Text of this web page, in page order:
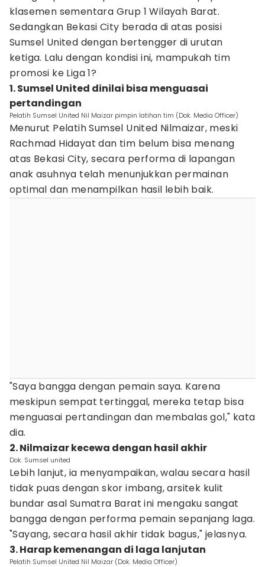
klasemen sementara Grup 1 Wilayah Barat.
Sedangkan Bekasi City berada di atas posisi
Sumsel United dengan bertengger di urutan
ketiga. Lalu dengan kondisi ini, mampukah tim
promosi ke Liga 1?
1. Sumsel United dinilai bisa menguasai
pertandingan
Pelatih Sumsel United Nil Maizar pimpin latihan tim (Dok. Media Officer)
Menurut Pelatih Sumsel United Nilmaizar, meski
Rachmad Hidayat dan tim belum bisa menang
atas Bekasi City, secara performa di lapangan
anak asuhnya telah menunjukkan permainan
optimal dan menampilkan hasil lebih baik.
"Saya bangga dengan pemain saya. Karena
meskipun sempat tertinggal, mereka tetap bisa
menguasai pertandingan dan membalas gol," kata
dia.
2. Nilmaizar kecewa dengan hasil akhir
Dok. Sumsel united
Lebih lanjut, ia menyampaikan, walau secara hasil
tidak puas dengan skor imbang, arsitek kulit
bundar asal Sumatra Barat ini mengaku sangat
bangga dengan performa pemain sepanjang laga.
"Sayang, secara hasil akhir tidak bagus," jelasnya.
3. Harap kemenangan di laga lanjutan
Pelatih Sumsel United Nil Maizar (Dok. Media Officer)